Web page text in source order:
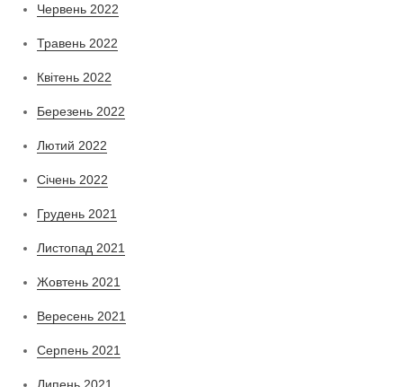
Червень 2022
Травень 2022
Квітень 2022
Березень 2022
Лютий 2022
Січень 2022
Грудень 2021
Листопад 2021
Жовтень 2021
Вересень 2021
Серпень 2021
Липень 2021